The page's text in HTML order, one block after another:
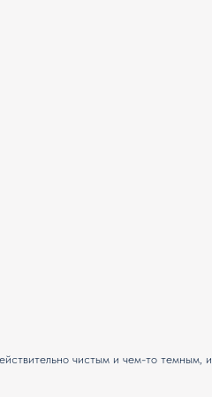
чистым и чем-то темным, и